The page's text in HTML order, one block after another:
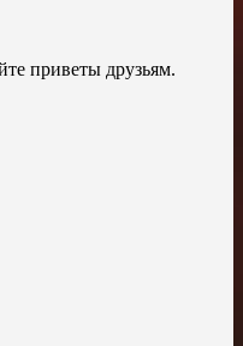
приветы друзьям.